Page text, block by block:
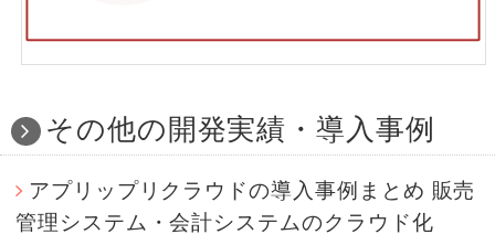
その他の開発実績・導入事例
アプリップリクラウドの導入事例まとめ 販売
管理システム・会計システムのクラウド化